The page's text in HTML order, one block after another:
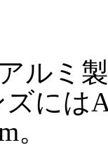
ルミ製
には
。